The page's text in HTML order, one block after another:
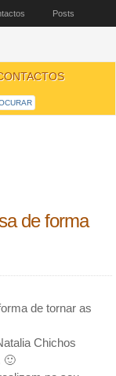
Posts
de forma
de tornar as
Chichos
🙂